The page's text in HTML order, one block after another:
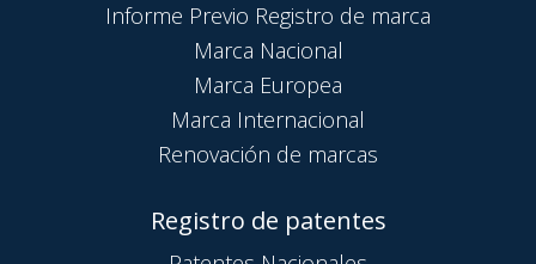
Informe Previo Registro de marca
Marca Nacional
Marca Europea
Marca Internacional
Renovación de marcas
Registro de patentes